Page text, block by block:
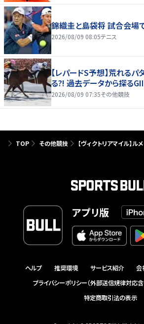
錦織圭と島袋将 試合会場
2026/08/09 08:05テニス
【レパードS予想】荒れる
る?! 過去データから探る
2026/08/09 07:35その他競技
TOP その他競技 【ヴィクトリアマイル】
アプリ版
ヘルプ 推奨環境 サービス紹介 会
プライバシーポリシー（外部送信規律対応含
特定商取引法の表示